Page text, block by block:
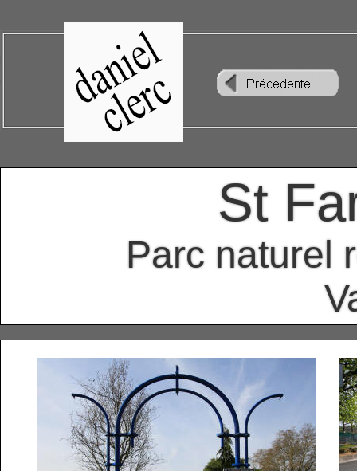
St
Parc naturel